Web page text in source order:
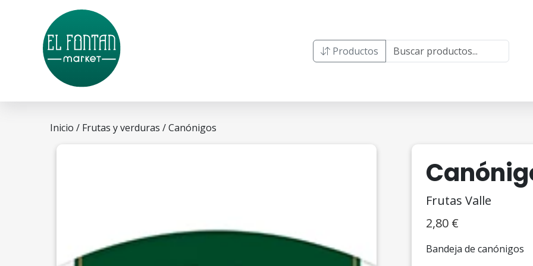
Productos
Inicio / Frutas y verduras / Canónigos
Frutas Valle
2,80 €
Bandeja de canónigos